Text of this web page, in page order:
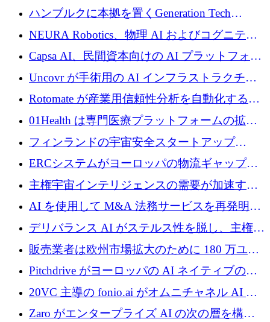
傷治療薬を市場に投入するために 160 万ユー
ロを調達
ハンブルクに本拠を置くGeneration Tech
Partnersが5,000万ユーロのAIロールアップファ
NEURA Robotics、物理 AI およびコグニティ
ブ ロボティクス プラットフォームを拡張する
ためにシリーズ C で最大 14 億ドルを確保
Capsa AI、民間資本向けの AI プラットフォー
ムを拡大するために 1,800 万ドルを調達
Uncovr が手術用の AI インフラストラクチャ
を構築するために 700 万ドルを調達
Rotomate が産業用信頼性分析を自動化するた
めに 210 万ユーロを調達
01Health は専門医療プラットフォームの拡大
に 1,500 万ドルを確保
フィンランドの宇宙安全スタートアップ
Aavuus が、スペースデブリ追跡に取り組むプ
レシード資金を獲得
ERCシステムがヨーロッパの物流ギャップを
埋めるために設計された重量物運搬用eVTOL
であるVictorを発表
主権宇宙インテリジェンスの需要が加速する
中、ICEYEは評価額100億ユーロ以上で4億
AI を使用して M&A 法務サービスを再発明す
るために 110 万ユーロを適切に確保
デリバランス AI がステルス性を脱し、主権の
あるエンタープライズ AI を強化
販売業者は欧州市場拡大のために 180 万ユー
ロを確保
Pitchdrive がヨーロッパの AI ネイティブの創
業者を支援するために 6,000 万ユーロを調達
20VC 主導の fonio.ai がオムニチャネル AI プ
ラットフォームのために 1,700 万ドルを調達
Zaro がエンタープライズ AI の次の層を構築